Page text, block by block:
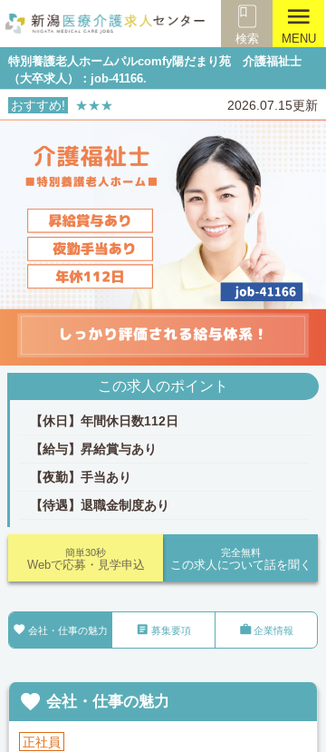
検索
menu
MENU
特別養護老人ホームパルcomfy陽だまり苑 介護福祉士
（大卒求人）：job-41166.
おすすめ! ★★★ 2026.07.15更新
この求人のポイント
【休日】年間休日数112日
【給与】昇給賞与あり
【夜勤】手当あり
【待遇】退職金制度あり
完全無料
この求人について話を聞く
簡単30秒
Webで応募・見学申込
 会社・仕事の魅力  募集要項 企業情報
 会社・仕事の魅力
正社員